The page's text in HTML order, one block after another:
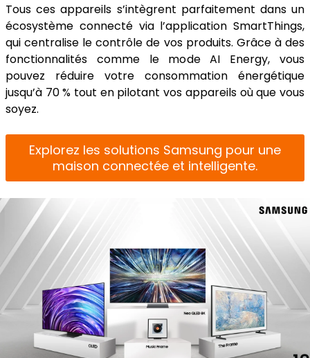
Tous ces appareils s’intègrent parfaitement dans un
écosystème connecté via l’application SmartThings,
qui centralise le contrôle de vos produits. Grâce à des
fonctionnalités comme le mode AI Energy, vous
pouvez réduire votre consommation énergétique
jusqu’à 70 % tout en pilotant vos appareils où que vous
soyez.
Explorez les solutions Samsung pour une
maison connectée et intelligente.